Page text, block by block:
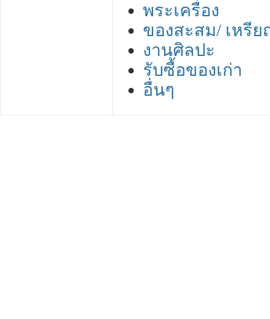
พระเครื่อง
ของสะสม/ เหรี
งานศิลปะ
รับซื้อของเก่า
อื่นๆ